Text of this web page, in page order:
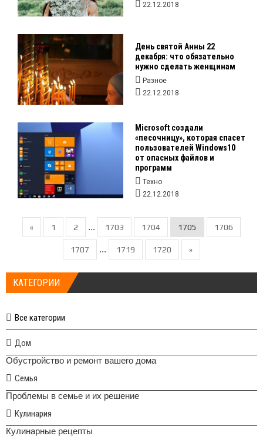
22.12.2018
День святой Анны 22
декабря: что обязательно
нужно сделать женщинам
Разное
22.12.2018
Microsoft создали
«песочницу», которая спасет
пользователей Windows10
от опасных файлов и
программ
Техно
22.12.2018
« 1 2 ... 1703 1704 1705 1706
1707 ... 1719 1720 »
КАТЕГОРИИ
Все категории
Дом
Обустройство и ремонт вашего дома
Семья
Проблемы в семье и их решение
Кулинария
Кулинарные рецепты